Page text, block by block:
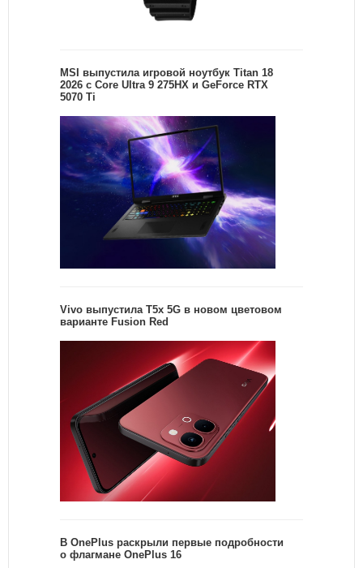
MSI выпустила игровой ноутбук Titan 18
2026 с Core Ultra 9 275HX и GeForce RTX
5070 Ti
Vivo выпустила T5x 5G в новом цветовом
варианте Fusion Red
В OnePlus раскрыли первые подробности
о флагмане OnePlus 16